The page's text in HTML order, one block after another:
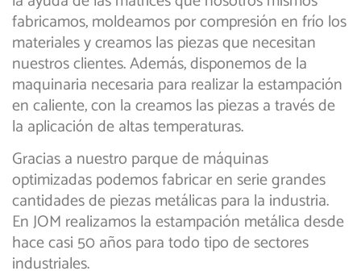
fabricamos, moldeamos por compresión en frío los
materiales y creamos las piezas que necesitan
nuestros clientes. Además, disponemos de la
maquinaria necesaria para realizar la estampación
en caliente, con la creamos las piezas a través de
la aplicación de altas temperaturas.
Gracias a nuestro parque de máquinas
optimizadas podemos fabricar en serie grandes
cantidades de piezas metálicas para la industria.
En JOM realizamos la estampación metálica desde
hace casi 50 años para todo tipo de sectores
industriales.